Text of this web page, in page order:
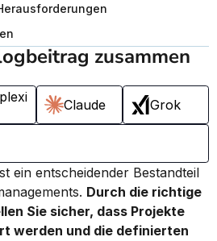
zusammen
Claude Grok
ein entscheidender Bestandteil
Durch die richtige
Sie sicher, dass Projekte
werden und die definierten